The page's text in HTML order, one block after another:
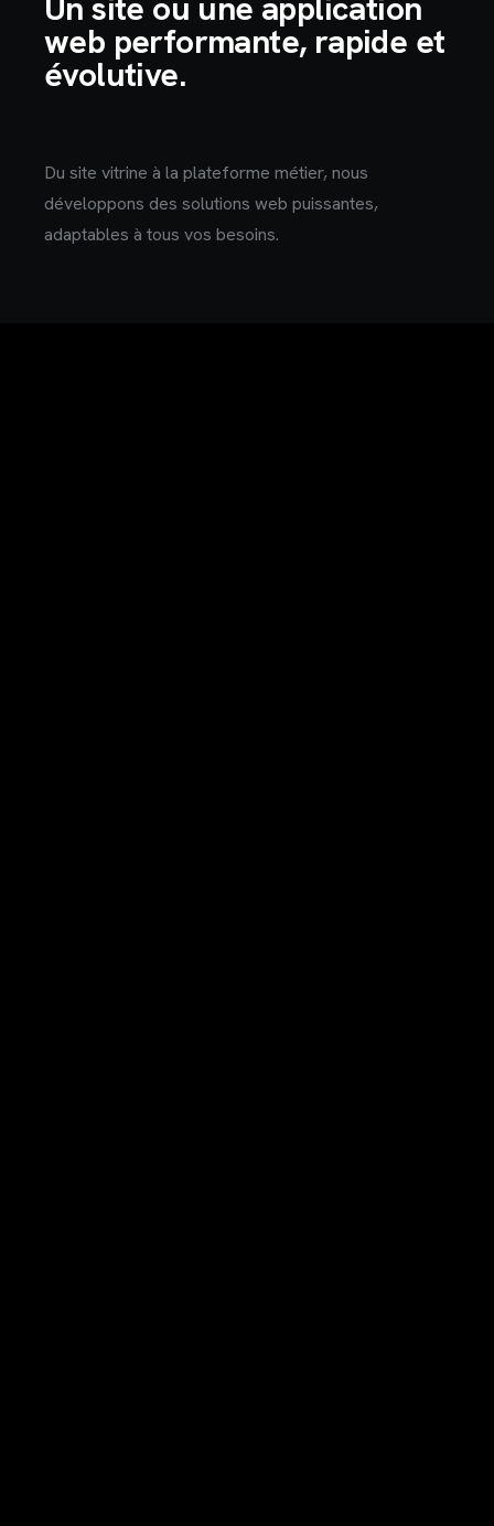
web performante, rapide et
évolutive.
Du site vitrine à la plateforme métier, nous
développons des solutions web puissantes,
adaptables à tous vos besoins.